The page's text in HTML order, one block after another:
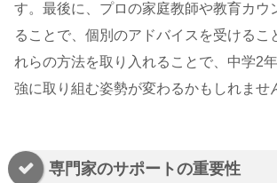
す。最後に、プロの家庭教師や教育カウ
ることで、個別のアドバイスを受けるこ
れらの方法を取り入れることで、中学2
強に取り組む姿勢が変わるかもしれませ
専門家のサポートの重要性